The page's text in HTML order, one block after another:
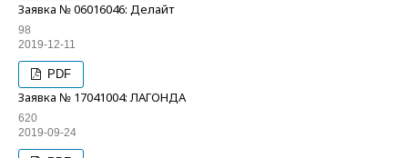
Заявка № 06016046: Делайт
98
2019-12-11
PDF
Заявка № 17041004: ЛАГОНДА
620
2019-09-24